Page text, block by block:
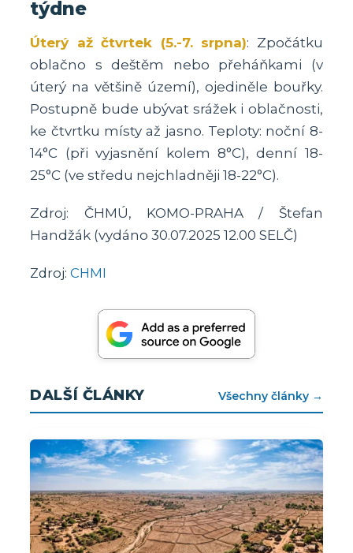
týdne
Úterý až čtvrtek (5.-7. srpna): Zpočátku
oblačno s deštěm nebo přeháňkami (v
úterý na většině území), ojediněle bouřky.
Postupně bude ubývat srážek i oblačnosti,
ke čtvrtku místy až jasno. Teploty: noční 8-
14°C (při vyjasnění kolem 8°C), denní 18-
25°C (ve středu nejchladněji 18-22°C).
Zdroj: ČHMÚ, KOMO-PRAHA / Štefan
Handžák (vydáno 30.07.2025 12.00 SELČ)
Zdroj:CHMI
DALŠÍ ČLÁNKY Všechny články →